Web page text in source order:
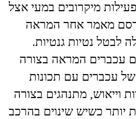
מיקרובים במעי אצל
ואף פורסם מאמר אחר המראה
לבטל נטיות גנטיות.
עכברים המראה בצורה
עכברים עם תכונות
וייאוש, מתנהגים בצורה
יותר כשיש שינוים בהרכב